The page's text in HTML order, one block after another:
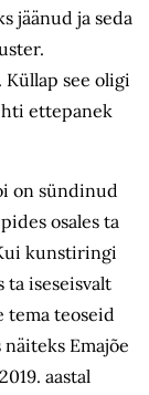
jäänud ja seda
Küllap see oligi
ettepanek
on sündinud
osales ta
kunstiringi
ta iseseisvalt
tema teoseid
Emajõe
aastal